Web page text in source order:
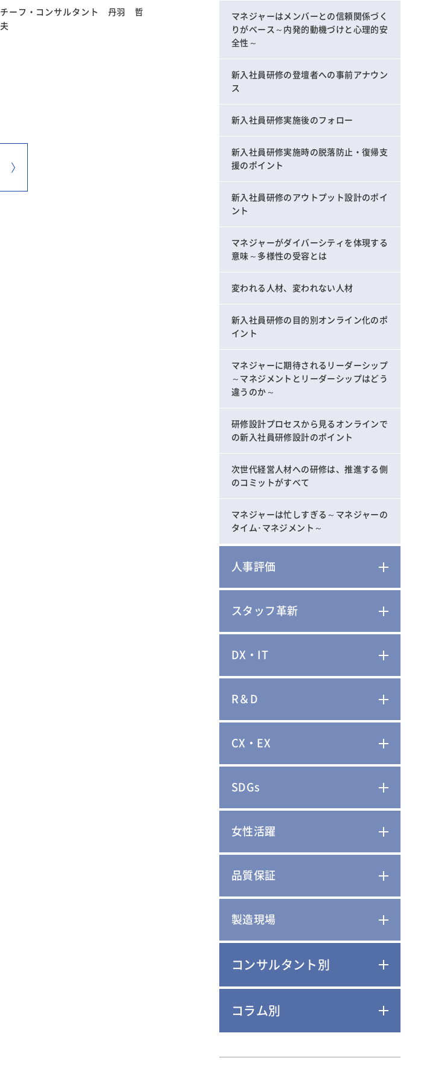
チーフ・コンサルタント 丹羽 哲
夫
マネジャーはメンバーとの信頼関係づく
りがベース～内発的動機づけと心理的安
全性～
新入社員研修の登壇者への事前アナウン
ス
新入社員研修実施後のフォロー
新入社員研修実施時の脱落防止・復帰支
援のポイント
新入社員研修のアウトプット設計のポイ
ント
マネジャーがダイバーシティを体現する
意味～多様性の受容とは
変われる人材、変われない人材
新入社員研修の目的別オンライン化のポ
イント
マネジャーに期待されるリーダーシップ
～マネジメントとリーダーシップはどう
違うのか～
研修設計プロセスから見るオンラインで
の新入社員研修設計のポイント
次世代経営人材への研修は、推進する側
のコミットがすべて
マネジャーは忙しすぎる～マネジャーの
タイム･マネジメント～
人事評価
スタッフ革新
DX・IT
R＆D
CX・EX
SDGs
女性活躍
品質保証
製造現場
コンサルタント別
コラム別